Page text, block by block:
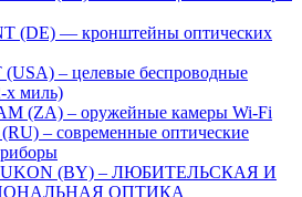
(DE) — кронштейны оптических
– целевые беспроводные
х миль)
(ZA) – оружейные камеры Wi-Fi
– современные оптические
(BY) – ЛЮБИТЕЛЬСКАЯ И
ОПТИКА